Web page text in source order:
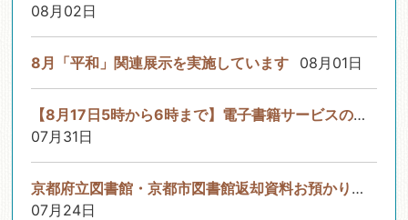
08月02日
8月「平和」関連展示を実施しています 08月01日
【8月17日5時から6時まで】電子書籍サービスのシステムメンテナン...
07月31日
京都府立図書館・京都市図書館返却資料お預かりサービスについて
07月24日